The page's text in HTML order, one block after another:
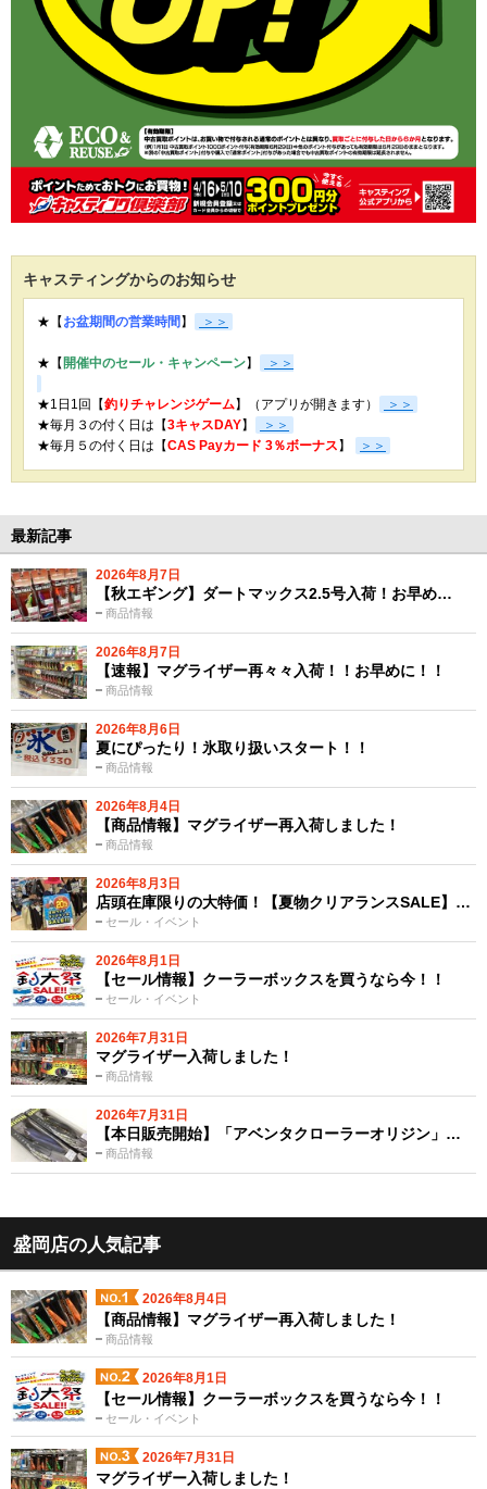
キャスティングからのお知らせ
★【お盆期間の営業時間】 ＞＞
★【開催中のセール・キャンペーン】 ＞＞
★1日1回【釣りチャレンジゲーム】（アプリが開きます）
＞＞
★毎月３の付く日は【3キャスDAY】
＞＞
★毎月５の付く日は【CAS Payカード 3％ボーナス】 ＞＞
最新記事
2026年8月7日
商品情報
【秋エギング】ダートマックス2.5号入荷！お早め…
2026年8月7日
商品情報
【速報】マグライザー再々々入荷！！お早めに！！
2026年8月6日
商品情報
夏にぴったり！氷取り扱いスタート！！
2026年8月4日
商品情報
【商品情報】マグライザー再入荷しました！
2026年8月3日
セール・イベント
店頭在庫限りの大特価！【夏物クリアランスSALE】…
2026年8月1日
セール・イベント
【セール情報】クーラーボックスを買うなら今！！
2026年7月31日
商品情報
マグライザー入荷しました！
2026年7月31日
商品情報
【本日販売開始】「アベンタクローラーオリジン」…
盛岡店の人気記事
2026年8月4日
商品情報
【商品情報】マグライザー再入荷しました！
2026年8月1日
セール・イベント
【セール情報】クーラーボックスを買うなら今！！
2026年7月31日
マグライザー入荷しました！